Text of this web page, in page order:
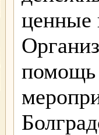
ценные
помощь